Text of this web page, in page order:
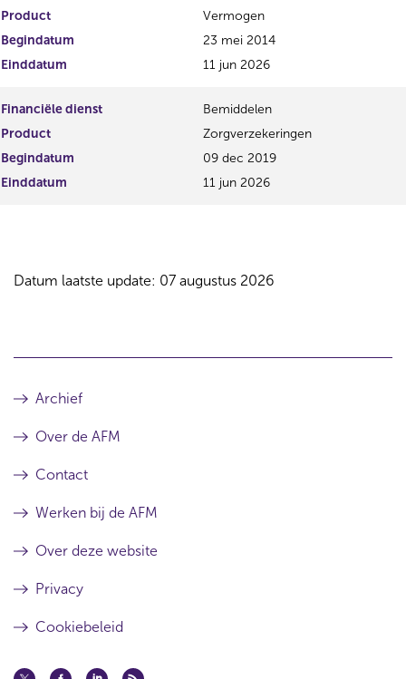
Product
Vermogen
Begindatum
23 mei 2014
Einddatum
11 jun 2026
Financiële dienst
Bemiddelen
Product
Zorgverzekeringen
Begindatum
09 dec 2019
Einddatum
11 jun 2026
Datum laatste update: 07 augustus 2026
Archief
Over de AFM
Contact
Werken bij de AFM
Over deze website
Privacy
Cookiebeleid